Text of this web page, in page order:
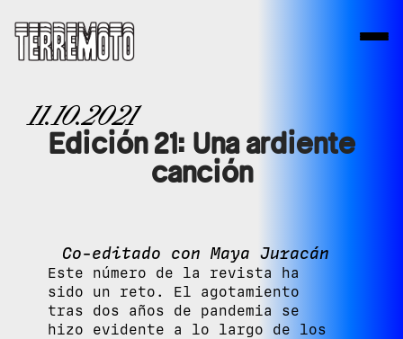
11.10.2021
Edición 21: Una ardiente
canción
Co-editado con Maya Juracán
Este número de la revista ha
sido un reto. El agotamiento
tras dos años de pandemia se
hizo evidente a lo largo de los